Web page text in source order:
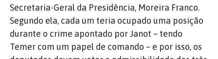
Secretaria-Geral da Presidência, Moreira Franco.
Segundo ela, cada um teria ocupado uma posição
durante o crime apontado por Janot – tendo
Temer com um papel de comando – e por isso, os